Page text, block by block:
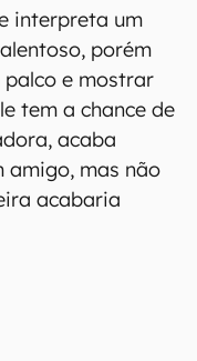
interpreta um
porém
e mostrar
tem a chance de
acaba
amigo, mas não
acabaria